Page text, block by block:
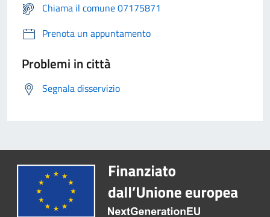
Chiama il comune 07175871
Prenota un appuntamento
Problemi in città
Segnala disservizio